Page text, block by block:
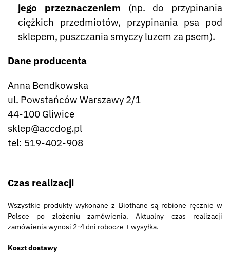
jego przeznaczeniem (np. do przypinania
ciężkich przedmiotów, przypinania psa pod
sklepem, puszczania smyczy luzem za psem).
Dane producenta
Anna Bendkowska
ul. Powstańców Warszawy 2/1
44-100 Gliwice
sklep@accdog.pl
tel: 519-402-908
Czas realizacji
Wszystkie produkty wykonane z Biothane są robione ręcznie w
Polsce po złożeniu zamówienia. Aktualny czas realizacji
zamówienia wynosi 2-4 dni robocze + wysyłka.
Koszt dostawy